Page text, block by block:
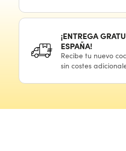
¡ENTREGA
ESPAÑA!
Recibe tu nuevo
sin costes